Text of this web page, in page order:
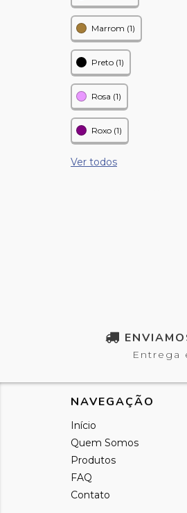
Marrom (1)
Preto (1)
Rosa (1)
Roxo (1)
Ver todos
Entrega
NAVEGAÇÃO
Início
Quem Somos
Produtos
FAQ
Contato